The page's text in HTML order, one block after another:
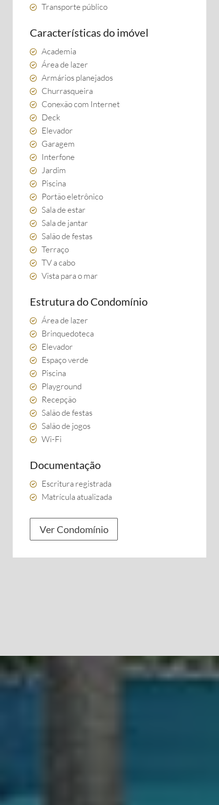
Transporte público
Características do imóvel
Academia
Área de lazer
Armários planejados
Churrasqueira
Conexão com Internet
Deck
Elevador
Garagem
Interfone
Jardim
Piscina
Portão eletrônico
Sala de estar
Sala de jantar
Salão de festas
Terraço
TV a cabo
Vista para o mar
Estrutura do Condomínio
Área de lazer
Brinquedoteca
Elevador
Espaço verde
Piscina
Playground
Recepção
Salão de festas
Salão de jogos
Wi-Fi
Documentação
Escritura registrada
Matrícula atualizada
Ver Condomínio